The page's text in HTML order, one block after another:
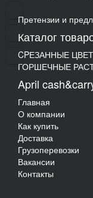
Претензии и
Каталог
CPЕЗАННЫЕ
ГОРШЕЧНЫЕ
April
Главная
О компании
Как купить
Доставка
Грузоперевозки
Вакансии
Контакты